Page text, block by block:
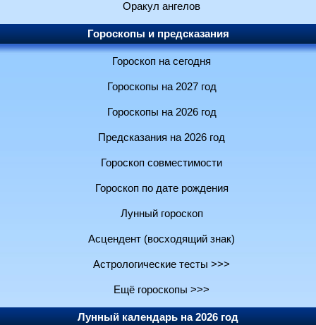
Оракул ангелов
Гороскопы и предсказания
Гороскоп на сегодня
Гороскопы на 2027 год
Гороскопы на 2026 год
Предсказания на 2026 год
Гороскоп совместимости
Гороскоп по дате рождения
Лунный гороскоп
Асцендент (восходящий знак)
Астрологические тесты >>>
Ещё гороскопы >>>
Лунный календарь на 2026 год